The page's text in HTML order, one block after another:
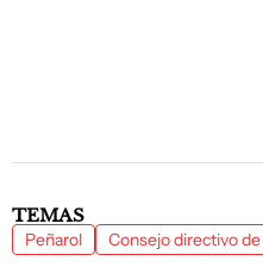
TEMAS
Peñarol Consejo directivo